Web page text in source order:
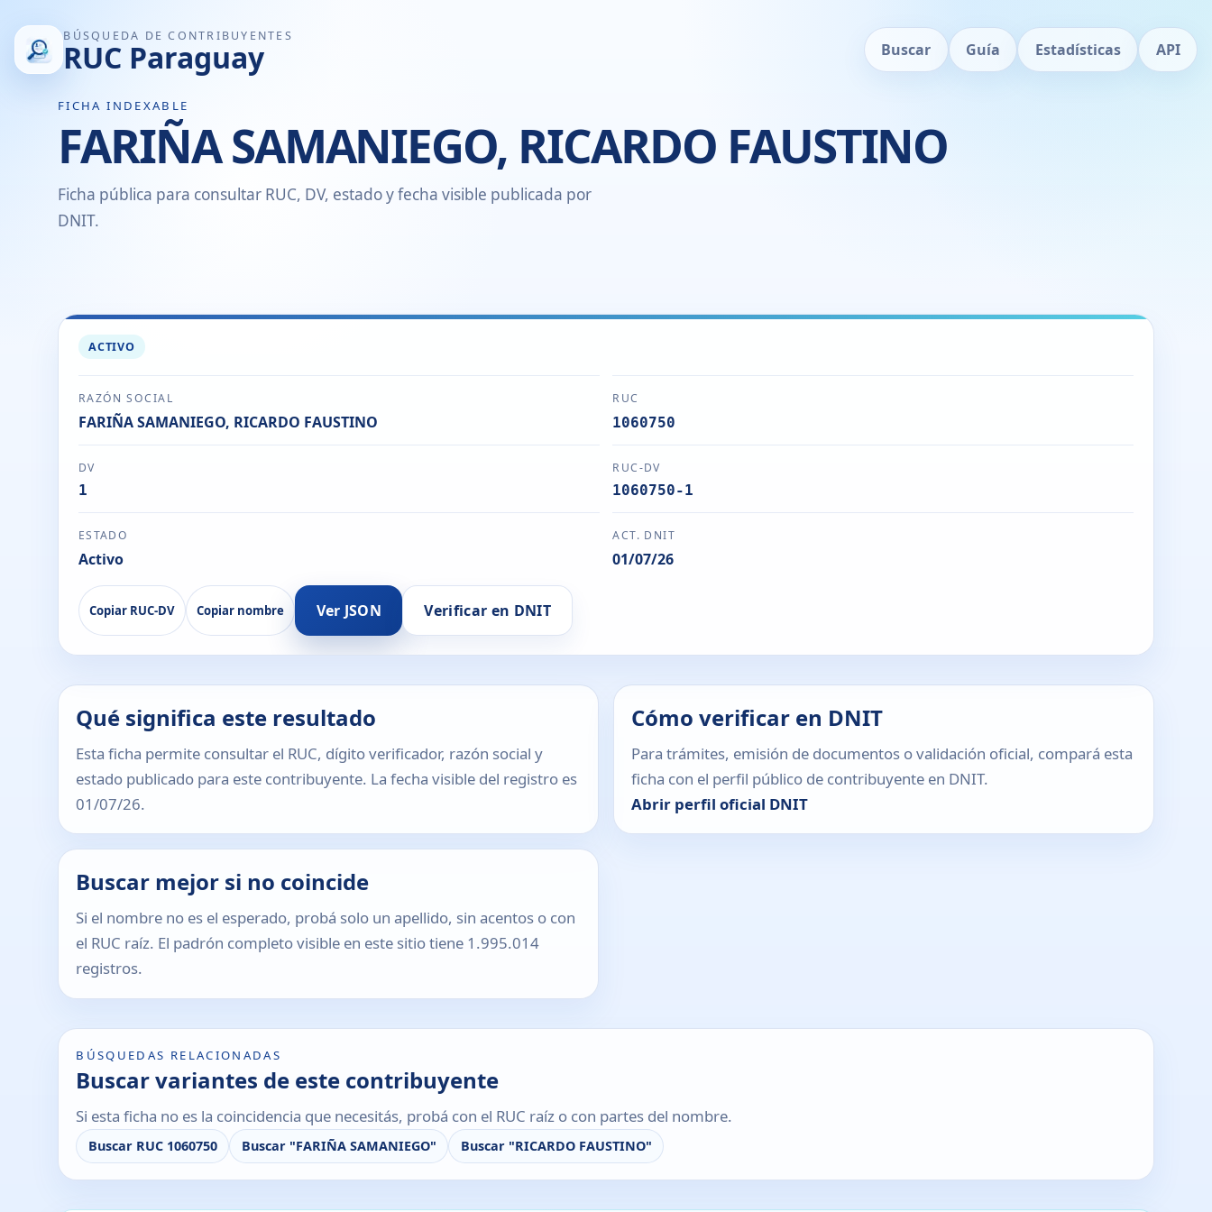
BÚSQUEDA DE CONTRIBUYENTES
RUC Paraguay Buscar Guía Estadísticas API
FICHA INDEXABLE
FARIÑA SAMANIEGO, RICARDO FAUSTINO
Ficha pública para consultar RUC, DV, estado y fecha visible publicada por
DNIT.
ACTIVO
RAZÓN SOCIAL
FARIÑA SAMANIEGO, RICARDO FAUSTINO
RUC
1060750
DV
1
RUC-DV
1060750-1
ESTADO
Activo
ACT. DNIT
01/07/26
Copiar RUC-DV Copiar nombre Ver JSON Verificar en DNIT
Qué significa este resultado
Esta ficha permite consultar el RUC, dígito verificador, razón social y
estado publicado para este contribuyente. La fecha visible del registro es
01/07/26.
Cómo verificar en DNIT
Para trámites, emisión de documentos o validación oficial, compará esta
ficha con el perfil público de contribuyente en DNIT.
Abrir perfil oficial DNIT
Buscar mejor si no coincide
Si el nombre no es el esperado, probá solo un apellido, sin acentos o con
el RUC raíz. El padrón completo visible en este sitio tiene 1.995.014
registros.
BÚSQUEDAS RELACIONADAS
Buscar variantes de este contribuyente
Si esta ficha no es la coincidencia que necesitás, probá con el RUC raíz o con partes del nombre.
Buscar RUC 1060750 Buscar "FARIÑA SAMANIEGO" Buscar "RICARDO FAUSTINO"